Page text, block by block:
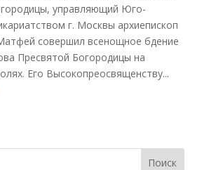
управляющий Юго-
г. Москвы архиепископ
совершил всенощное бдение
Пресвятой Богородицы на
Его Высокопреосвященству...
Поиск